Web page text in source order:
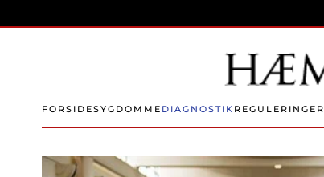
Skip to main content
FORSIDESYGDOMME DIAGNOSTIK REGULERINGER